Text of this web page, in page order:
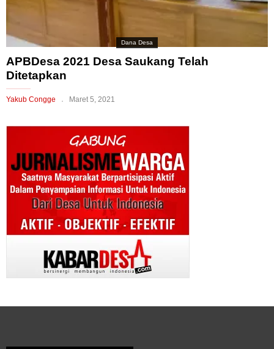
Dana Desa
APBDesa 2021 Desa Saukang Telah
Ditetapkan
Yakub Congge Maret 5, 2021